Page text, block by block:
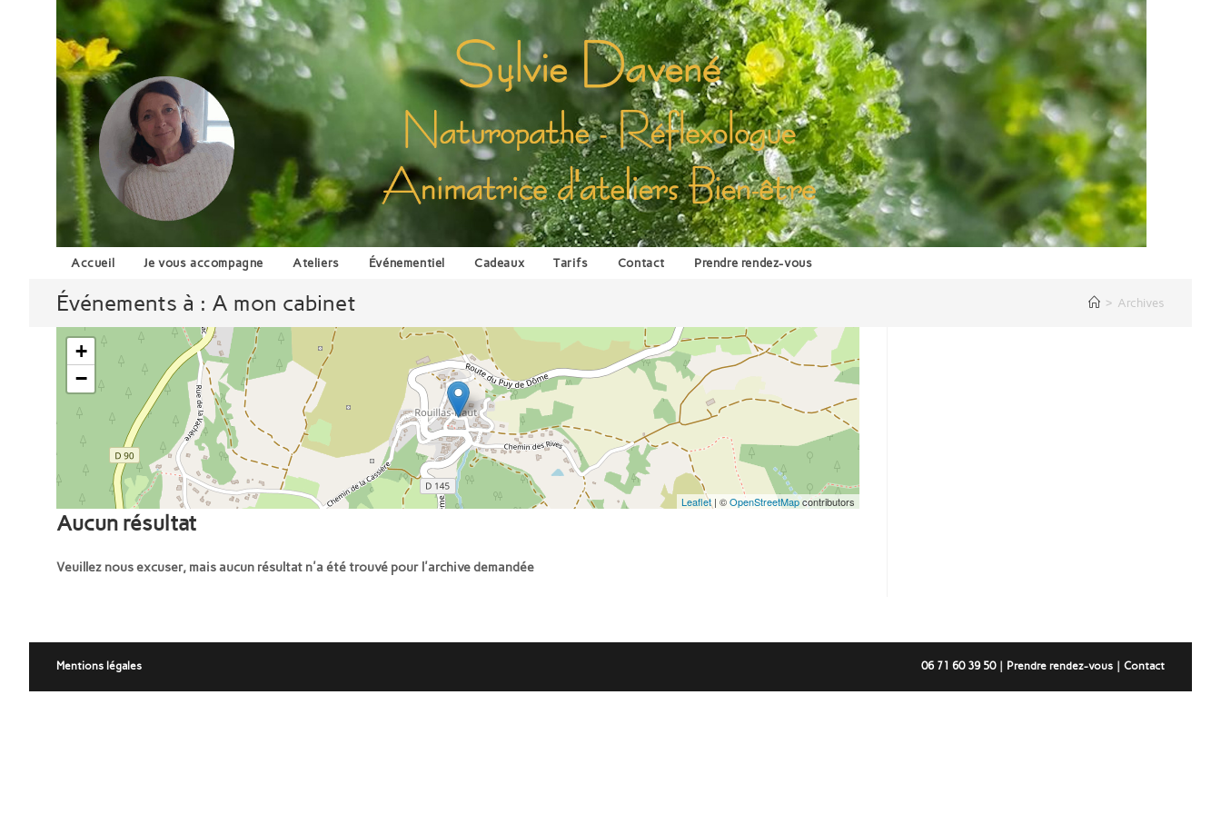
Accueil Je vous accompagne Ateliers Événementiel Cadeaux Tarifs Contact Prendre rendez-vous
Événements à : A mon cabinet > Archives
+
−
Leaflet| ©OpenStreetMapcontributors
Aucun résultat
Veuillez nous excuser, mais aucun résultat n'a été trouvé pour l'archive demandée
06 71 60 39 50 Prendre rendez-vous Contact
Mentions légales